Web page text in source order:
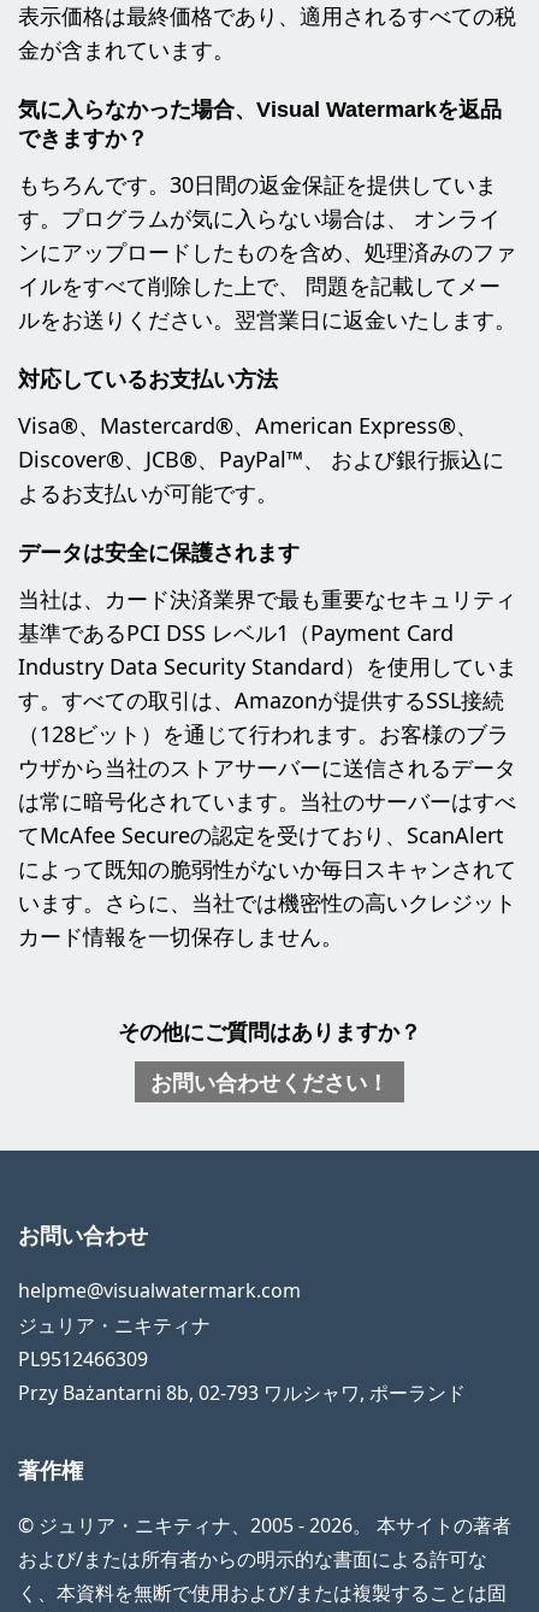
表示価格は最終価格であり、適用されるすべての税
金が含まれています。
気に入らなかった場合、Visual Watermarkを返品
できますか？
もちろんです。30日間の返金保証を提供していま
す。プログラムが気に入らない場合は、 オンライ
ンにアップロードしたものを含め、処理済みのファ
イルをすべて削除した上で、 問題を記載してメー
ルをお送りください。翌営業日に返金いたします。
対応しているお支払い方法
Visa®、Mastercard®、American Express®、
Discover®、JCB®、PayPal™、 および銀行振込に
よるお支払いが可能です。
データは安全に保護されます
当社は、カード決済業界で最も重要なセキュリティ
基準であるPCI DSS レベル1（Payment Card
Industry Data Security Standard）を使用していま
す。すべての取引は、Amazonが提供するSSL接続
（128ビット）を通じて行われます。お客様のブラ
ウザから当社のストアサーバーに送信されるデータ
は常に暗号化されています。当社のサーバーはすべ
てMcAfee Secureの認定を受けており、ScanAlert
によって既知の脆弱性がないか毎日スキャンされて
います。さらに、当社では機密性の高いクレジット
カード情報を一切保存しません。
その他にご質問はありますか？
お問い合わせください！
お問い合わせ
helpme@visualwatermark.com
ジュリア・ニキティナ
PL9512466309
Przy Bażantarni 8b, 02-793 ワルシャワ, ポーランド
著作権
© ジュリア・ニキティナ、2005 - 2026。 本サイトの著者
および/または所有者からの明示的な書面による許可な
く、本資料を無断で使用および/または複製することは固